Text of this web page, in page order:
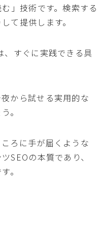
」技術です。検索する
て提供します。
、すぐに実践できる具
から試せる実用的な
。
ろに手が届くような
SEOの本質であり、
。